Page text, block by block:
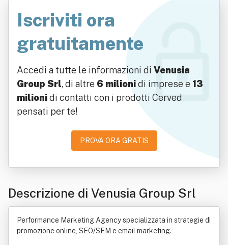
Iscriviti ora
gratuitamente
Accedi a tutte le informazioni di Venusia
Group Srl, di altre 6 milionidi imprese e 13
milionidi contatti con i prodotti Cerved
pensati per te!
PROVA ORA GRATIS
Descrizione di Venusia Group Srl
Performance Marketing Agency specializzata in strategie di
promozione online, SEO/SEM e email marketing.